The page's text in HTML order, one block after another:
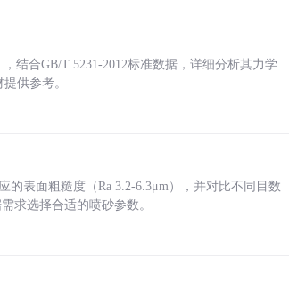
结合GB/T 5231-2012标准数据，详细分析其力学
供参考。
表面粗糙度（Ra 3.2-6.3μm），并对比不同目数
求选择合适的喷砂参数。